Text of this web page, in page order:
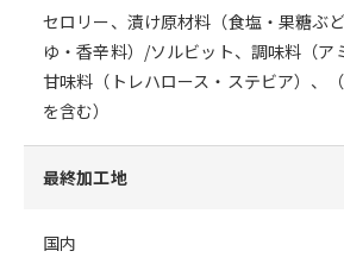
セロリー、漬け原材料（食塩・果糖ぶ
ゆ・香辛料）/ソルビット、調味料（ア
甘味料（トレハロース・ステビア）、
を含む）
最終加工地
国内